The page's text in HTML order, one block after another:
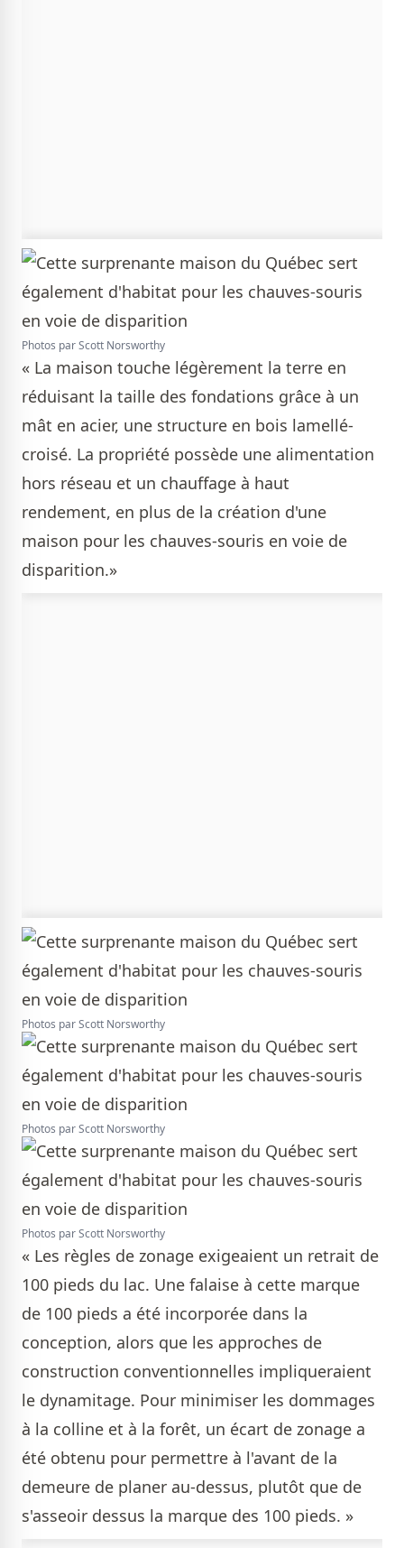
Photos par Scott Norsworthy
« La maison touche légèrement la terre en
réduisant la taille des fondations grâce à un
mât en acier, une structure en bois lamellé-
croisé. La propriété possède une alimentation
hors réseau et un chauffage à haut
rendement, en plus de la création d'une
maison pour les chauves-souris en voie de
disparition.»
Photos par Scott Norsworthy
Photos par Scott Norsworthy
Photos par Scott Norsworthy
« Les règles de zonage exigeaient un retrait de
100 pieds du lac. Une falaise à cette marque
de 100 pieds a été incorporée dans la
conception, alors que les approches de
construction conventionnelles impliqueraient
le dynamitage. Pour minimiser les dommages
à la colline et à la forêt, un écart de zonage a
été obtenu pour permettre à l'avant de la
demeure de planer au-dessus, plutôt que de
s'asseoir dessus la marque des 100 pieds. »